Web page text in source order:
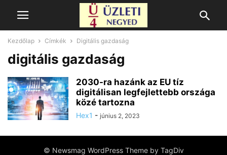
Kezdőlap Címkék Digitális gazdaság
digitális gazdaság
2030-ra hazánk az EU tíz
digitálisan legfejlettebb országa
közé tartozna
Hex1 - június 2, 2023
© Newsmag WordPress Theme by TagDiv